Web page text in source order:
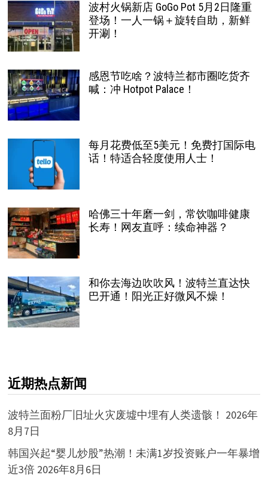
波村火锅新店 GoGo Pot 5月2日隆重
登场！一人一锅＋旋转自助，新鲜
开涮！
感恩节吃啥？波特兰都市圈吃货齐
喊：冲 Hotpot Palace！
每月花费低至5美元！免费打国际电
话！特适合轻度使用人士！
哈佛三十年磨一剑，常饮咖啡健康
长寿！网友直呼：续命神器？
和你去海边吹吹风！波特兰直达快
巴开通！阳光正好微风不燥！
近期热点新闻
波特兰面粉厂旧址火灾废墟中埋有人类遗骸！ 2026年
8月7日
韩国兴起“婴儿炒股”热潮！未满1岁投资账户一年暴增
近3倍 2026年8月6日